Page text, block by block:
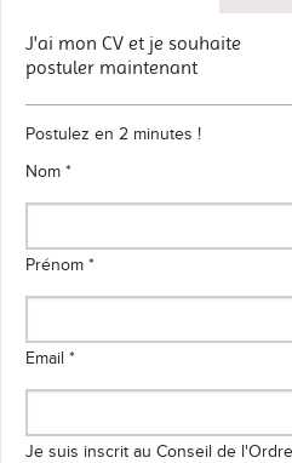
J'ai mon CV et je souhaite
postuler maintenant
Postulez en 2 minutes !
Nom *
Prénom *
Email *
Je suis inscrit au Conseil de